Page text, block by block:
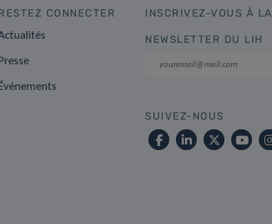
CONNECTER
Presse
Événements
INSCRIVEZ-VOUS À LA
NEWSLETTER DU LIH
SUIVEZ-NOUS